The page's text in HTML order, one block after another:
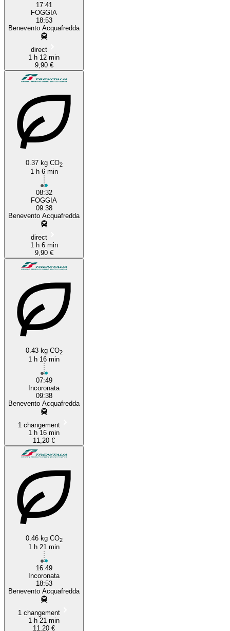
17:41
FOGGIA
18:53
Benevento Acquafredda
direct
1 h 12 min
9,90 €
0.37 kg CO2
1 h 6 min
08:32
FOGGIA
09:38
Benevento Acquafredda
direct
1 h 6 min
9,90 €
0.43 kg CO2
1 h 16 min
07:49
Incoronata
09:38
Benevento Acquafredda
1 changement
1 h 16 min
11,20 €
0.46 kg CO2
1 h 21 min
16:49
Incoronata
18:53
Benevento Acquafredda
1 changement
1 h 21 min
11,20 €